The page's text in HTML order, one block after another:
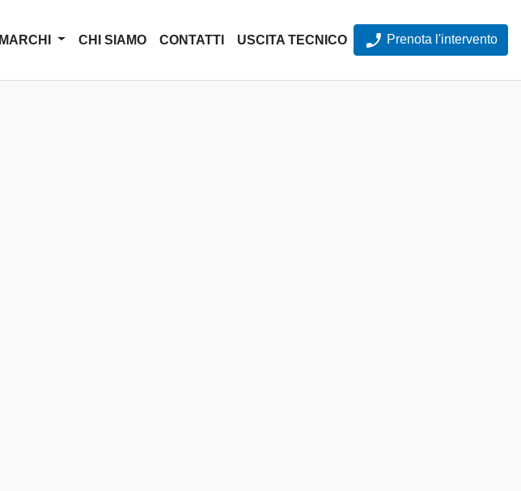
MARCHI CHI SIAMO CONTATTI USCITA TECNICO Prenota l'intervento